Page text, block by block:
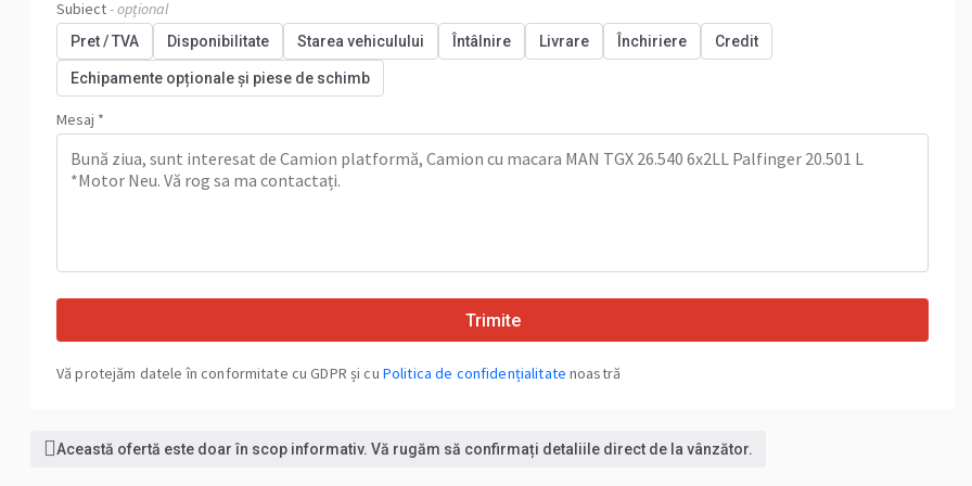
Subiect- opțional
Pret / TVA Disponibilitate Starea vehiculului Întâlnire Livrare Închiriere Credit
Echipamente opționale și piese de schimb
Mesaj *
Trimite
Vă protejăm datele în conformitate cu GDPR și cu Politica de confidențialitate noastră
Această ofertă este doar în scop informativ. Vă rugăm să confirmați detaliile direct de la vânzător.